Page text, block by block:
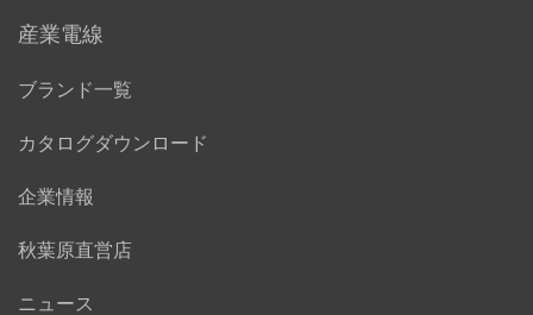
産業電線
ブランド一覧
カタログダウンロード
企業情報
秋葉原直営店
ニュース